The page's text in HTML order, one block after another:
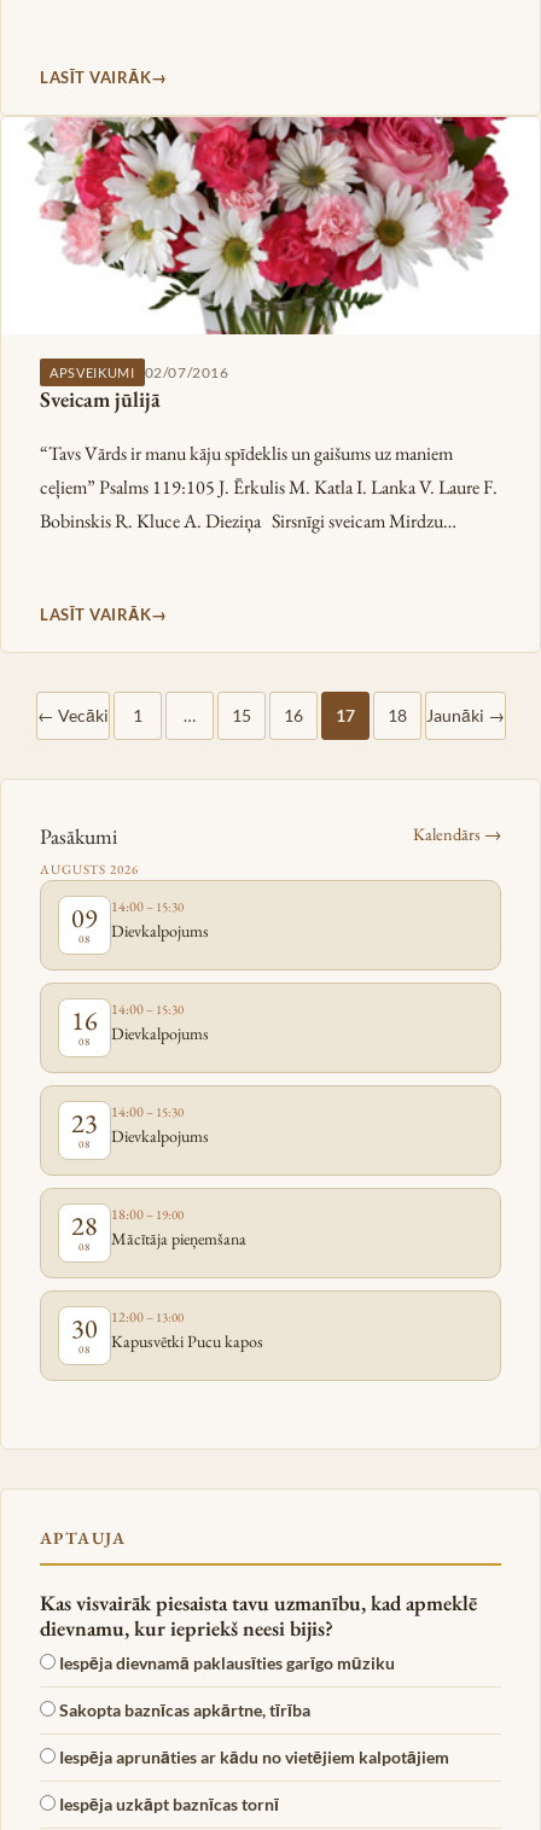
LASĪT VAIRĀK
APSVEIKUMI 02/07/2016
Sveicam jūlijā
“Tavs Vārds ir manu kāju spīdeklis un gaišums uz maniem
ceļiem” Psalms 119:105 J. Ērkulis M. Katla I. Lanka V. Laure F.
Bobinskis R. Kluce A. Dieziņa Sirsnīgi sveicam Mirdzu…
LASĪT VAIRĀK
Ziņu numerācija pēc
← Vecāki 1 … 15 16 17 18 Jaunāki →
Pasākumi Kalendārs →
AUGUSTS 2026
09
08
14:00– 15:30
Dievkalpojums
16
08
14:00– 15:30
Dievkalpojums
23
08
14:00– 15:30
Dievkalpojums
28
08
18:00– 19:00
Mācītāja pieņemšana
30
08
12:00– 13:00
Kapusvētki Pucu kapos
APTAUJA
Kas visvairāk piesaista tavu uzmanību, kad apmeklē
dievnamu, kur iepriekš neesi bijis?
Iespēja dievnamā paklausīties garīgo mūziku
Sakopta baznīcas apkārtne, tīrība
Iespēja aprunāties ar kādu no vietējiem kalpotājiem
Iespēja uzkāpt baznīcas tornī